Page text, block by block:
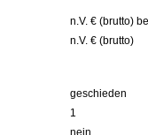
n.V. € (brutto)
n.V. € (brutto)
geschieden
1
nein